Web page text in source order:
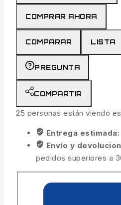
COMPRAR AHORA
COMPARAR LISTA
PREGUNTA
COMPARTIR
25 personas están viendo
Entrega estimada:
Envío y
pedidos superiores a